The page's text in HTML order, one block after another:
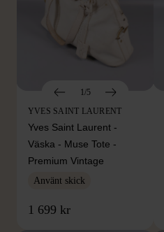
1/5
YVES SAINT LAURENT
Yves Saint Laurent -
Väska - Muse Tote -
Premium Vintage
Använt skick
1 699 kr